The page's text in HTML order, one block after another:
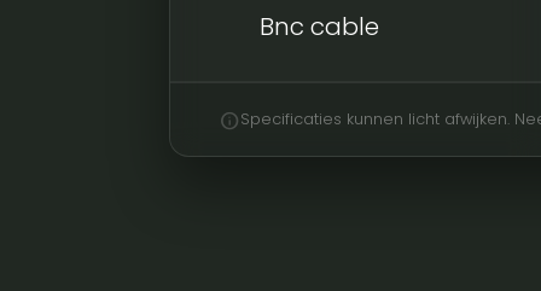
Bnc cable
infoSpecificaties kunnen licht afwijken.